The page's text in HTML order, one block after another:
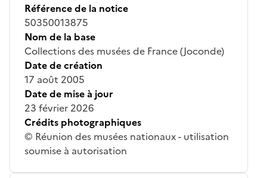
Référence de la notice
50350013875
Nom de la base
Collections des musées de France (Joconde)
Date de création
17 août 2005
Date de mise à jour
23 février 2026
Crédits photographiques
© Réunion des musées nationaux - utilisation
soumise à autorisation